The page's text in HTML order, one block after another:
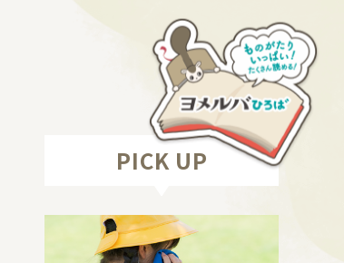
PICK UP